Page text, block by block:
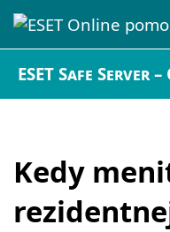
ESET Safe Server –
Kedy